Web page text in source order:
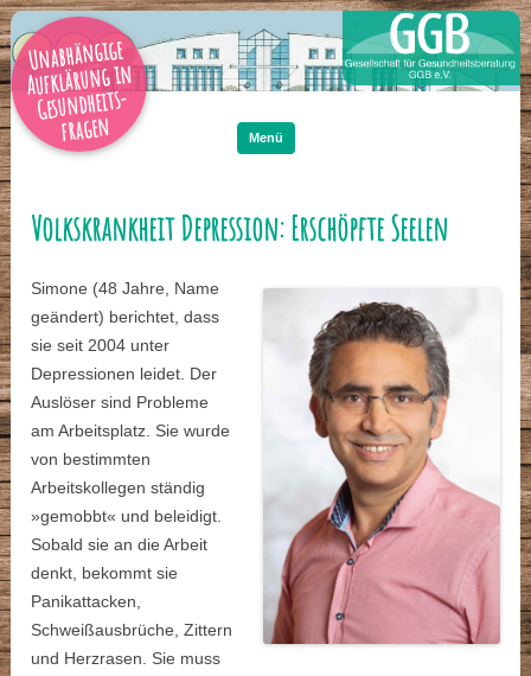
Unabhängige
Aufklärung in
Gesundheits-
fragen Menü
Volkskrankheit Depression: Erschöpfte Seelen
Simone (48 Jahre, Name
geändert) berichtet, dass
sie seit 2004 unter
Depressionen leidet. Der
Auslöser sind Probleme
am Arbeitsplatz. Sie wurde
von bestimmten
Arbeitskollegen ständig
»gemobbt« und beleidigt.
Sobald sie an die Arbeit
denkt, bekommt sie
Panikattacken,
Schweißausbrüche, Zittern
und Herzrasen. Sie muss